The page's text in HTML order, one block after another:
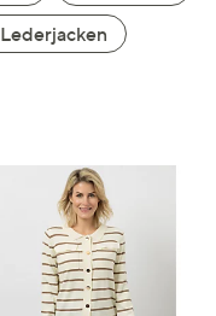
Lederjacken